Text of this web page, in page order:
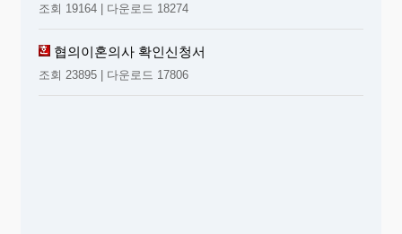
조회 19164 | 다운로드 18274
협의이혼의사 확인신청서
조회 23895 | 다운로드 17806